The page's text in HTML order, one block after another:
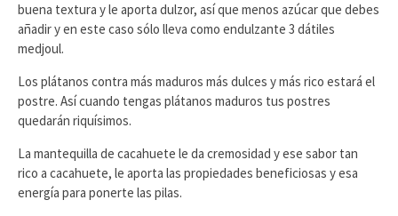
buena textura y le aporta dulzor, así que menos azúcar que debes
añadir y en este caso sólo lleva como endulzante 3 dátiles
medjoul.
Los plátanos contra más maduros más dulces y más rico estará el
postre. Así cuando tengas plátanos maduros tus postres
quedarán riquísimos.
La mantequilla de cacahuete le da cremosidad y ese sabor tan
rico a cacahuete, le aporta las propiedades beneficiosas y esa
energía para ponerte las pilas.